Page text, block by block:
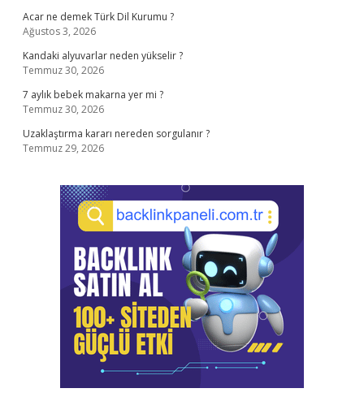
Acar ne demek Türk Dil Kurumu ?
Ağustos 3, 2026
Kandaki alyuvarlar neden yükselir ?
Temmuz 30, 2026
7 aylık bebek makarna yer mi ?
Temmuz 30, 2026
Uzaklaştırma kararı nereden sorgulanır ?
Temmuz 29, 2026